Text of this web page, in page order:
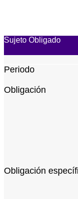
Sujeto Obligado
Periodo
Obligación
Obligación